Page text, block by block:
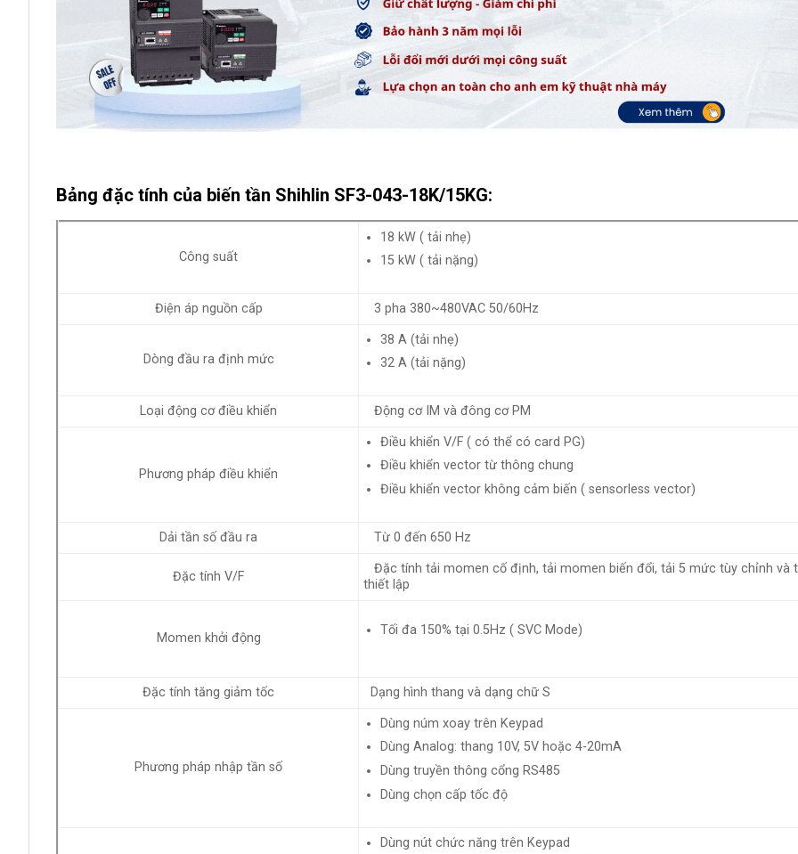
Bảng đặc tính của biến tần Shihlin SF3-043-18K/15KG:
Công suất
18 kW ( tải nhẹ)
15 kW ( tải nặng)
Điện áp nguồn cấp 3 pha 380~480VAC 50/60Hz
Dòng đầu ra định mức
38 A (tải nhẹ)
32 A (tải nặng)
Loại động cơ điều khiển Động cơ IM và đông cơ PM
Phương pháp điều khiển
Điều khiển V/F ( có thể có card PG)
Điều khiển vector từ thông chung
Điều khiển vector không cảm biến ( sensorless vector)
Dải tần số đầu ra Từ 0 đến 650 Hz
Đặc tính V/F
Đặc tính tải momen cố định, tải momen biến đổi, tải 5 mức tùy chỉnh và
thiết lập
Momen khởi động
Tối đa 150% tại 0.5Hz ( SVC Mode)
Đặc tính tăng giảm tốc Dạng hình thang và dạng chữ S
Phương pháp nhập tần số
Dùng núm xoay trên Keypad
Dùng Analog: thang 10V, 5V hoặc 4-20mA
Dùng truyền thông cổng RS485
Dùng chọn cấp tốc độ
Dùng nút chức năng trên Keypad